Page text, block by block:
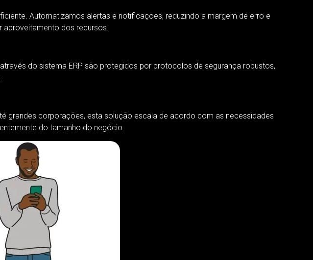
Automatizamos alertas e notificações, reduzindo a margem de erro e
aproveitamento dos recursos.
do sistema ERP são protegidos por protocolos de segurança robustos,
grandes corporações, esta solução escala de acordo com as necessidades
do tamanho do negócio.